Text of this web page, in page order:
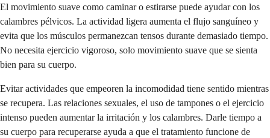
El movimiento suave como caminar o estirarse puede ayudar con los
calambres pélvicos. La actividad ligera aumenta el flujo sanguíneo y
evita que los músculos permanezcan tensos durante demasiado tiempo.
No necesita ejercicio vigoroso, solo movimiento suave que se sienta
bien para su cuerpo.
Evitar actividades que empeoren la incomodidad tiene sentido mientras
se recupera. Las relaciones sexuales, el uso de tampones o el ejercicio
intenso pueden aumentar la irritación y los calambres. Darle tiempo a
su cuerpo para recuperarse ayuda a que el tratamiento funcione de